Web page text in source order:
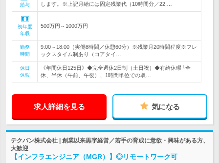
給与
します。※上記月給には固定残業代（10時間分／22,…
初年度
年収
500万円～1000万円
勤務
時間
9:00～18:00（実働8時間／休憩60分）※残業月20時間程度※フレ
ックスタイム制あり（コアタイ…
休日
休暇
《年間休日125日》◆完全週休2日制（土日祝）◆有給休暇└全
休、半休（午前、午後）、1時間単位での取…
求人詳細を見る 気になる
テクバン株式会社 | 創業以来黒字経営／若手の育成に意欲・興味がある方、
大歓迎
【インフラエンジニア（MGR）】◎リモートワーク可